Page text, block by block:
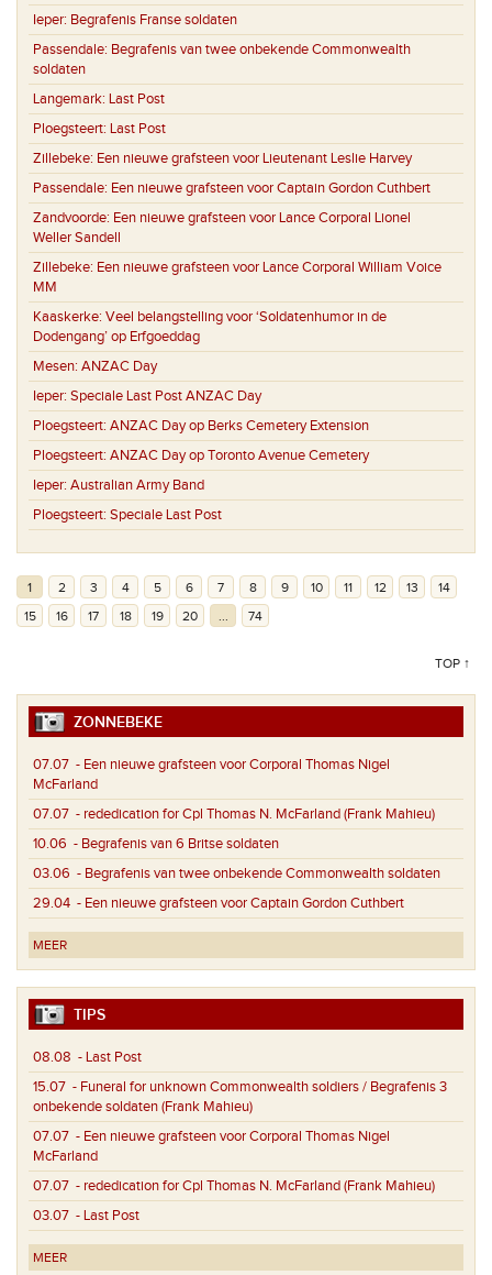
Ieper: Begrafenis Franse soldaten
Passendale: Begrafenis van twee onbekende Commonwealth
soldaten
Langemark: Last Post
Ploegsteert: Last Post
Zillebeke: Een nieuwe grafsteen voor Lieutenant Leslie Harvey
Passendale: Een nieuwe grafsteen voor Captain Gordon Cuthbert
Zandvoorde: Een nieuwe grafsteen voor Lance Corporal Lionel
Weller Sandell
Zillebeke: Een nieuwe grafsteen voor Lance Corporal William Voice
MM
Kaaskerke: Veel belangstelling voor ‘Soldatenhumor in de
Dodengang’ op Erfgoeddag
Mesen: ANZAC Day
Ieper: Speciale Last Post ANZAC Day
Ploegsteert: ANZAC Day op Berks Cemetery Extension
Ploegsteert: ANZAC Day op Toronto Avenue Cemetery
Ieper: Australian Army Band
Ploegsteert: Speciale Last Post
1 2 3 4 5 6 7 8 9 10 11 12 13
14
15
16 17 18 19 20 ... 74
TOP ↑
ZONNEBEKE
07.07 - Een nieuwe grafsteen voor Corporal Thomas Nigel
McFarland
07.07 - rededication for Cpl Thomas N. McFarland (Frank Mahieu)
10.06 - Begrafenis van 6 Britse soldaten
03.06 - Begrafenis van twee onbekende Commonwealth soldaten
29.04 - Een nieuwe grafsteen voor Captain Gordon Cuthbert
MEER
TIPS
08.08 - Last Post
15.07 - Funeral for unknown Commonwealth soldiers / Begrafenis 3
onbekende soldaten (Frank Mahieu)
07.07 - Een nieuwe grafsteen voor Corporal Thomas Nigel
McFarland
07.07 - rededication for Cpl Thomas N. McFarland (Frank Mahieu)
03.07 - Last Post
MEER